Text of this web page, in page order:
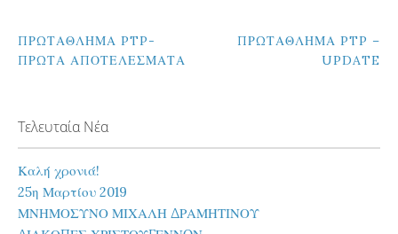
ΠΛΟΉΓΗΣΗ
ΠΡΩΤΑΘΛΗΜΑ PTP-
ΠΡΩΤΑ ΑΠΟΤΕΛΕΣΜΑΤΑ
ΠΡΩΤΑΘΛΗΜΑ PTP –
UPDATE
Τελευταία Νέα
Καλή χρονιά!
25η Μαρτίου 2019
ΜΝΗΜΟΣΥΝΟ ΜΙΧΑΛΗ ΔΡΑΜΗΤΙΝΟΥ